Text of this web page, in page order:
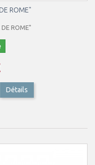
ROME"
ROME"
Détails